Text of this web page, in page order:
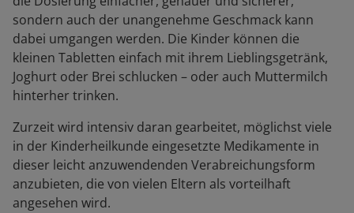
sondern auch der unangenehme Geschmack kann
dabei umgangen werden. Die Kinder können die
kleinen Tabletten einfach mit ihrem Lieblingsgetränk,
Joghurt oder Brei schlucken – oder auch Muttermilch
hinterher trinken.
Zurzeit wird intensiv daran gearbeitet, möglichst viele
in der Kinderheilkunde eingesetzte Medikamente in
dieser leicht anzuwendenden Verabreichungsform
anzubieten, die von vielen Eltern als vorteilhaft
angesehen wird.